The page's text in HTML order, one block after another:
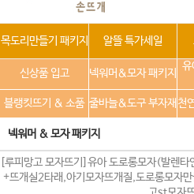
목도리만들기 패키지 알뜰 특가세일
신상품 입고 넥워머&모자 패키지
유
블랭킷뜨기 & 소품 줄바늘&도구 부자재 천
넥워머 & 모자 패키지
[루피망고 모자뜨기]유아 도로롱모자(발렌
+뜨개실2타래,아기모자뜨개질,도로롱모자